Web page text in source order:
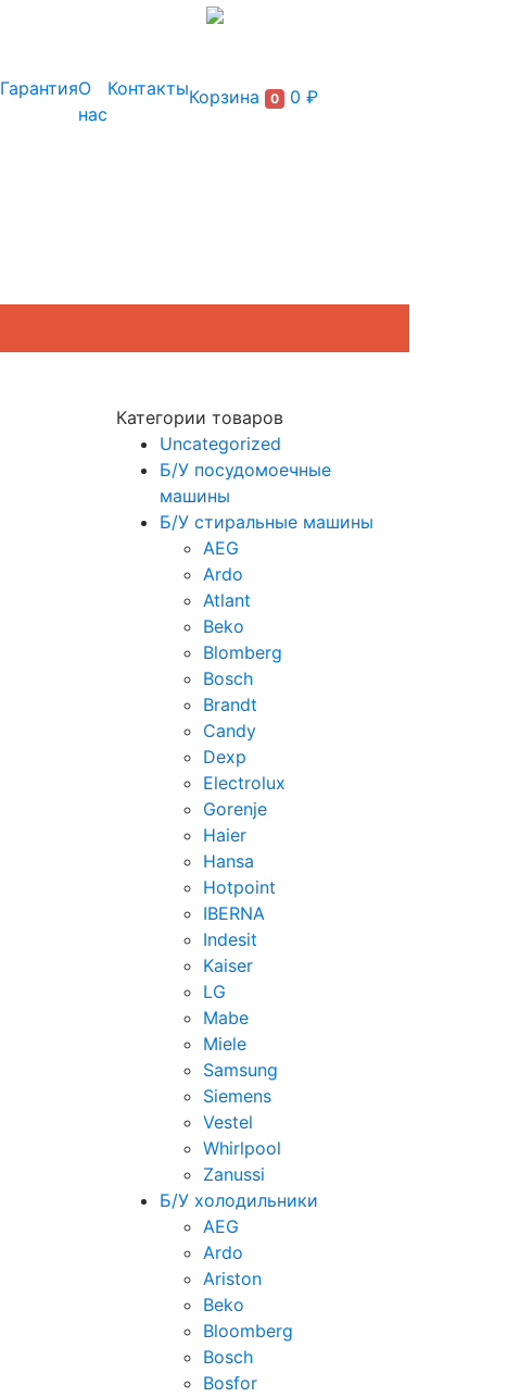
ГарантияО
нас
КонтактыКорзина 0 0 ₽
Категории товаров
Uncategorized
Б/У посудомоечные
машины
Б/У стиральные машины
AEG
Ardo
Atlant
Beko
Blomberg
Bosch
Brandt
Candy
Dexp
Electrolux
Gorenje
Haier
Hansa
Hotpoint
IBERNA
Indesit
Kaiser
LG
Mabe
Miele
Samsung
Siemens
Vestel
Whirlpool
Zanussi
Б/У холодильники
AEG
Ardo
Ariston
Beko
Bloomberg
Bosch
Bosfor